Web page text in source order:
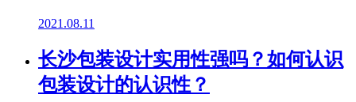
2021.08.11
长沙包装设计实用性强吗？如何认识
包装设计的认识性？